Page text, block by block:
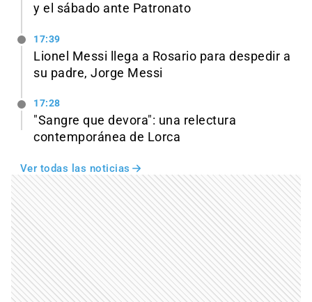
y el sábado ante Patronato
17:39
Lionel Messi llega a Rosario para despedir a
su padre, Jorge Messi
17:28
"Sangre que devora": una relectura
contemporánea de Lorca
Ver todas las noticias